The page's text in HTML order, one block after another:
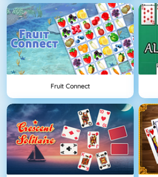
Fruit Connect